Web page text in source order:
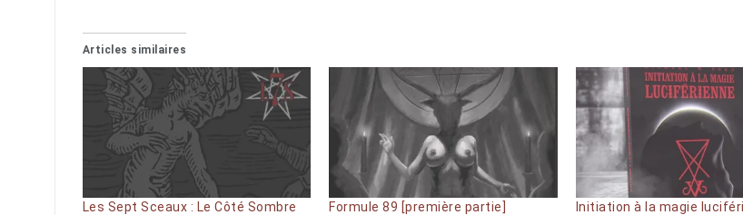
Articles similaires
Les Sept Sceaux : Le Côté Sombre
Formule 89 [première partie]
Initiation à la magie